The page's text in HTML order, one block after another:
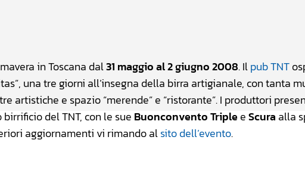
in Toscana dal31 maggio al 2 giugno 2008. Ilpub TNT
una tre giorni all’insegna della birra artigianale, con tanta
artistiche e spazio “merende” e “ristorante”. I produttori
birrificio del TNT, con le sue Buonconvento TripleeScura alla
aggiornamenti vi rimando alsito dell’evento.